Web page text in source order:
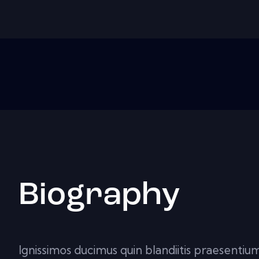
Biography
Ignissimos ducimus quin blandiitis